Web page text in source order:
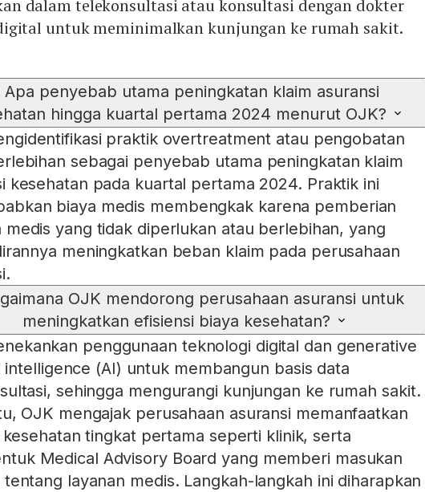
dalam telekonsultasi atau konsultasi dengan dokter
untuk meminimalkan kunjungan ke rumah sakit.
Apa penyebab utama peningkatan klaim asuransi
hingga kuartal pertama 2024 menurut OJK?
praktik overtreatment atau pengobatan
sebagai penyebab utama peningkatan klaim
kesehatan pada kuartal pertama 2024. Praktik ini
biaya medis membengkak karena pemberian
medis yang tidak diperlukan atau berlebihan, yang
meningkatkan beban klaim pada perusahaan
OJK mendorong perusahaan asuransi untuk
meningkatkan efisiensi biaya kesehatan?
penggunaan teknologi digital dan generative
intelligence (AI) untuk membangun basis data
sehingga mengurangi kunjungan ke rumah sakit.
OJK mengajak perusahaan asuransi memanfaatkan
kesehatan tingkat pertama seperti klinik, serta
Medical Advisory Board yang memberi masukan
tentang layanan medis. Langkah-langkah ini diharapkan